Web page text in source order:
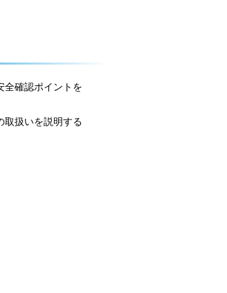
全確認ポイントを
取扱いを説明する